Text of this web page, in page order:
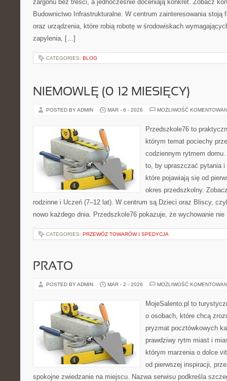
żargonu bez treści, a jednocześnie doceniają konkret. Zobacz
Budownictwo Infrastrukturalne. W centrum zainteresowania stoją
oraz urządzenia, które robią robotę w środowiskach
zapylenia, […]
CATEGORIES: BLOG
NIEMOWLĘ (0–12 MIESIĘCY)
POSTED BY ADMIN MAR - 6 - 2026 MOŻLIWOŚĆ
Przedszkole76 to
którym temat pociechy
codziennym rytmem
to, by upraszczać pytania i
które pojawiają się od
okres przedszkolny.
rodzinne i Uczeń (7–12 lat). W centrum są Dzieci oraz Bliscy,
nowo każdego dnia. Przedszkole76 pokazuje, że wychowanie
CATEGORIES: PRZEWÓZ TOWARÓW I SPEDYCJA
PRATO
POSTED BY ADMIN MAR - 2 - 2026 MOŻLIWOŚĆ
MojeSalento.pl to
o osobach, które chcą
pryzmat pocztówkowych
prawdziwy rytm miast i
którym marzenia o dolce
od pierwszej inspiracji,
spokojne zwiedzanie na miejscu. Nazwa serwisu podkreśla